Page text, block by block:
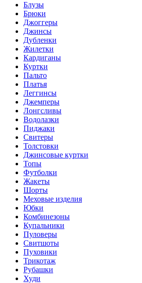
Блузы
Брюки
Джоггеры
Джинсы
Дубленки
Жилетки
Кардиганы
Куртки
Пальто
Платья
Леггинсы
Джемперы
Лонгсливы
Водолазки
Пиджаки
Свитеры
Толстовки
Джинсовые куртки
Топы
Футболки
Жакеты
Шорты
Меховые изделия
Юбки
Комбинезоны
Купальники
Пуловеры
Свитшоты
Пуховики
Трикотаж
Рубашки
Худи